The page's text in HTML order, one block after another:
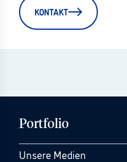
KONTAKT
Portfolio
Unsere Medien